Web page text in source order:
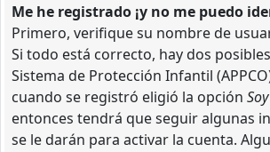
Me he registrado ¡y no me puedo
Primero, verifique su nombre de
Si todo está correcto, hay dos
Sistema de Protección Infantil
cuando se registró eligió la opción
entonces tendrá que seguir algunas
se le darán para activar la cuenta.